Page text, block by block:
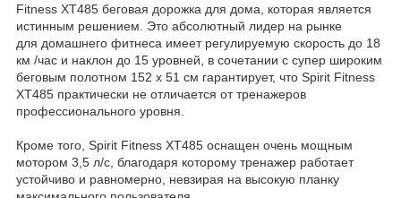
Fitness XT485 беговая дорожка для дома, которая является
истинным решением. Это абсолютный лидер на рынке
для домашнего фитнеса имеет регулируемую скорость до 18
км /час и наклон до 15 уровней, в сочетании с супер широким
беговым полотном 152 x 51 см гарантирует, что Spirit Fitness
XT485 практически не отличается от тренажеров
профессионального уровня.
Кроме того, Spirit Fitness XT485 оснащен очень мощным
мотором 3,5 л/с, благодаря которому тренажер работает
устойчиво и равномерно, невзирая на высокую планку